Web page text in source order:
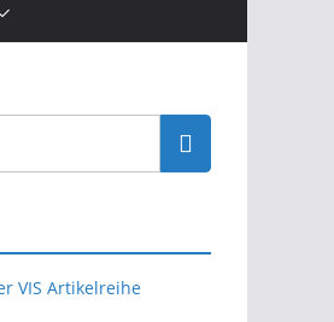
VIS Artikelreihe